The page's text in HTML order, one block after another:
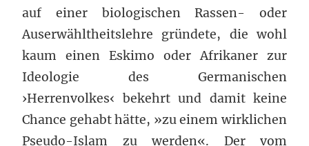
auf einer biologischen Rassen- oder
Auserwähltheitslehre gründete, die wohl
kaum einen Eskimo oder Afrikaner zur
Ideologie des Germanischen
›Herrenvolkes‹ bekehrt und damit keine
Chance gehabt hätte, »zu einem wirklichen
Pseudo-Islam zu werden«. Der vom